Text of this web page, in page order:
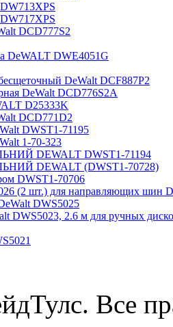
DCD777S2
DeWALT DWE4051G
DeWalt DCF887P2
DeWalt DCD776S2A
D25333K
DCD771D2
DWST1-71195
1-70-323
DEWALT DWST1-71194
DEWALT (DWST1-70728)
DWST1-70706
(2 шт.) для направляющих шин
DWS5025
DWS5023, 2.6 м для ручных
Все